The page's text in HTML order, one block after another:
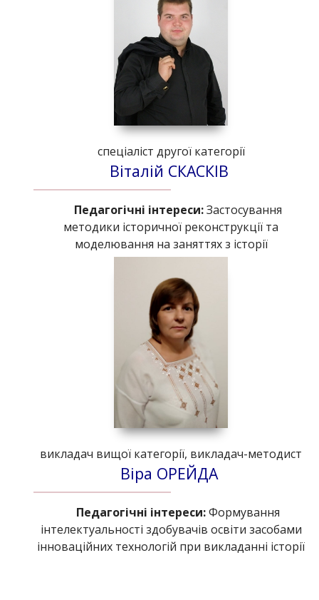
спеціаліст другої категорії
Віталій СКАСКІВ
Педагогічні інтереси:Заcтосування
методики історичної реконструкції та
моделювання на заняттях з історії
викладач вищої категорії, викладач-методист
Віра ОРЕЙДА
Педагогічні інтереси:Формування
інтелектуальності здобувачів освіти засобами
інноваційних технологій при викладанні історії